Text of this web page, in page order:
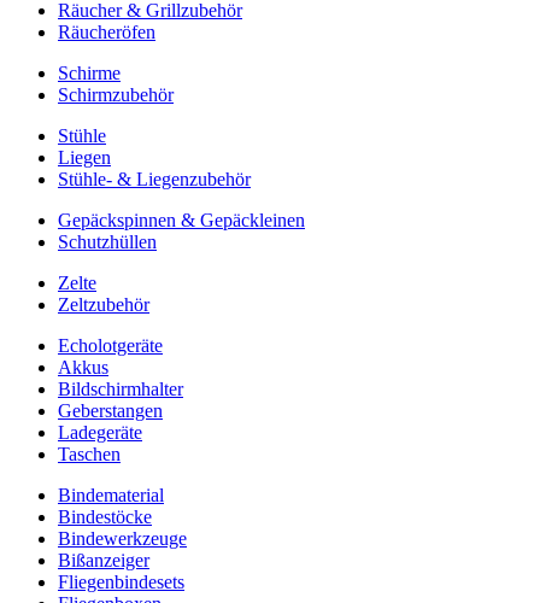
Räucher & Grillzubehör
Räucheröfen
Schirme
Schirmzubehör
Stühle
Liegen
Stühle- & Liegenzubehör
Gepäckspinnen & Gepäckleinen
Schutzhüllen
Zelte
Zeltzubehör
Echolotgeräte
Akkus
Bildschirmhalter
Geberstangen
Ladegeräte
Taschen
Bindematerial
Bindestöcke
Bindewerkzeuge
Bißanzeiger
Fliegenbindesets